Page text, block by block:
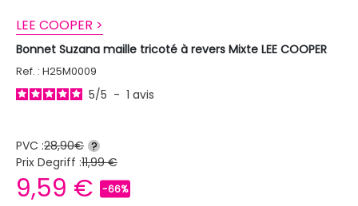
LEE COOPER >
Bonnet Suzana maille tricoté à revers Mixte LEE COOPER
Ref. : H25M0009
5/5 - 1 avis
PVC :28,90€ ?
Prix Degriff :11,99 €
9,59 € -66%